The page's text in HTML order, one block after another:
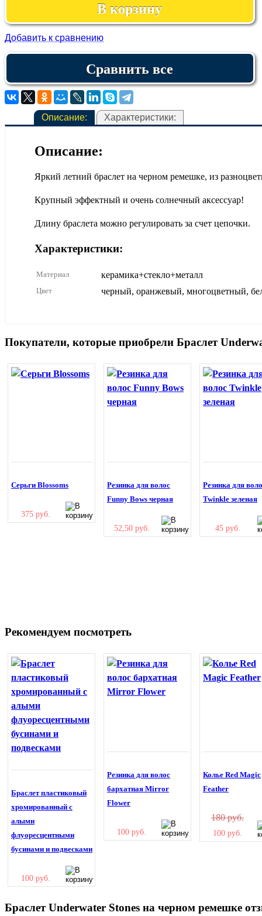
Добавить к сравнению
Описание: Характеристики:
Описание:
Яркий летний браслет на черном ремешке, из
Крупный эффектный и очень солнечный аксессуар!
Длину браслета можно регулировать за счет цепочки.
Характеристики:
Материал керамика+стекло+металл
Цвет черный, оранжевый, многоцветный,
Покупатели, которые приобрели Браслет
Серьги Blossoms
375 руб.
Резинка для волос
Funny Bows черная
52,50 руб.
Резинка для
Twinkle зеленая
45 руб.
Рекомендуем посмотреть
Браслет пластиковый
хромированный с
алыми
флуоресцентными
бусинами и подвесками
100 руб.
Резинка для волос
бархатная Mirror
Flower
100 руб.
Колье Red Magic
Feather
180 руб.
100 руб.
Браслет Underwater Stones на черном ремешке